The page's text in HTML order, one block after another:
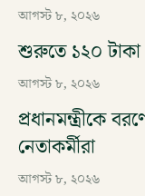
আগস্ট ৮, ২০২৬
শুরুতে ১২০ টাকা
আগস্ট ৮, ২০২৬
প্রধানমন্ত্রীকে
নেতাকর্মীরা
আগস্ট ৮, ২০২৬